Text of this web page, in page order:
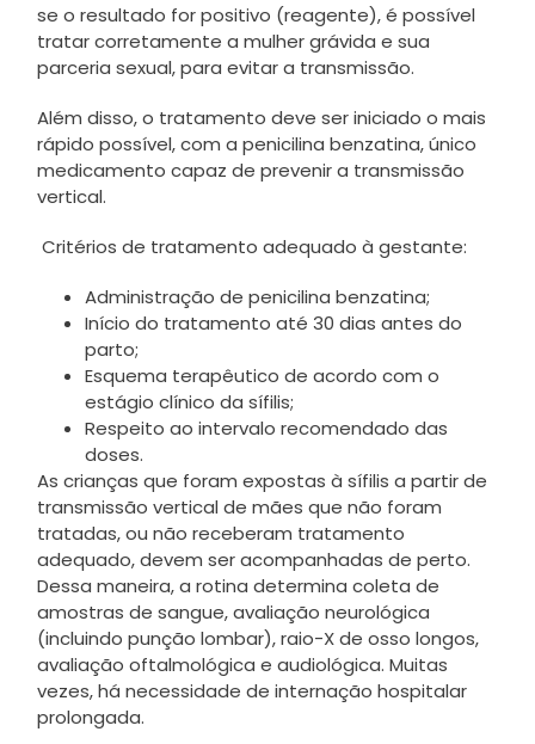
se o resultado for positivo (reagente), é possível
tratar corretamente a mulher grávida e sua
parceria sexual, para evitar a transmissão.
Além disso, o tratamento deve ser iniciado o mais
rápido possível, com a penicilina benzatina, único
medicamento capaz de prevenir a transmissão
vertical.
Critérios de tratamento adequado à gestante:
Administração de penicilina benzatina;
Início do tratamento até 30 dias antes do
parto;
Esquema terapêutico de acordo com o
estágio clínico da sífilis;
Respeito ao intervalo recomendado das
doses.
As crianças que foram expostas à sífilis a partir de
transmissão vertical de mães que não foram
tratadas, ou não receberam tratamento
adequado, devem ser acompanhadas de perto.
Dessa maneira, a rotina determina coleta de
amostras de sangue, avaliação neurológica
(incluindo punção lombar), raio-X de osso longos,
avaliação oftalmológica e audiológica. Muitas
vezes, há necessidade de internação hospitalar
prolongada.